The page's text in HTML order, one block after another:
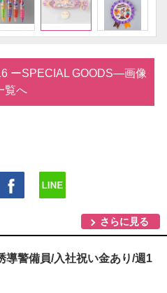
ーSPECIAL GOODS―画像
覧へ
さらに見る
導警備員/入社祝い金あり/週1